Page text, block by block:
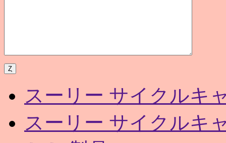
スーリー サイクルキ
スーリー サイクルキ